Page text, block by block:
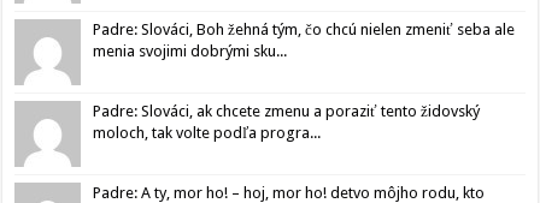
Padre: Slováci, Boh žehná tým, čo chcú nielen zmeniť seba ale
menia svojimi dobrými sku...
Padre: Slováci, ak chcete zmenu a poraziť tento židovský
moloch, tak volte podľa progra...
Padre: A ty, mor ho! – hoj, mor ho! detvo môjho rodu, kto